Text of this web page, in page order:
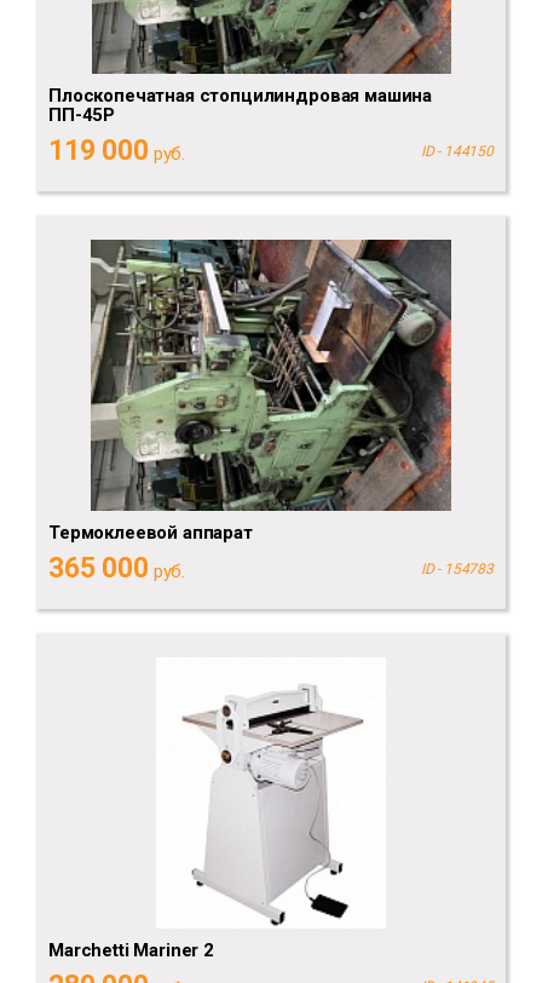
Плоскопечатная стопцилиндровая машина
ПП-45Р
119 000 руб. ID - 144150
Термоклеевой аппарат
365 000 руб. ID - 154783
Marchetti Mariner 2